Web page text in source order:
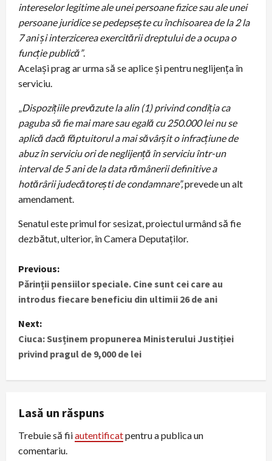
intereselor legitime ale unei persoane fizice sau ale unei
persoane juridice se pedepseşte cu închisoarea de la 2 la
7 ani şi interzicerea exercitării dreptului de a ocupa o
funcţie publică”.
Același prag ar urma să se aplice și pentru neglijența în
serviciu.
„Dispozițiile prevăzute la alin (1) privind condiția ca
paguba să fie mai mare sau egală cu 250.000 lei nu se
aplică dacă făptuitorul a mai săvârșit o infracțiune de
abuz în serviciu ori de neglijență în serviciu într-un
interval de 5 ani de la data rămânerii definitive a
hotărârii judecătorești de condamnare”,prevede un alt
amendament.
Senatul este primul for sesizat, proiectul urmând să fie
dezbătut, ulterior, în Camera Deputaților.
P
o
s
t
n
v
i
Previous:
Părinții pensiilor speciale. Cine sunt cei care au
introdus fiecare beneficiu din ultimii 26 de ani
Next:
Ciuca: Susținem propunerea Ministerului Justiției
privind pragul de 9,000 de lei
Lasă un răspuns
Trebuie să fiiautentificatpentru a publica un
comentariu.